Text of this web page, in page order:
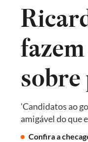
sobre
'Candidatos ao
amigável do que
Confira a